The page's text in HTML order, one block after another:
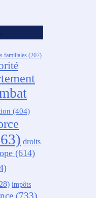
familiales (207)
(404)
droits
(614)
impôts
(733)